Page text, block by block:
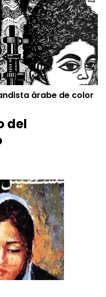
árabe de color
del